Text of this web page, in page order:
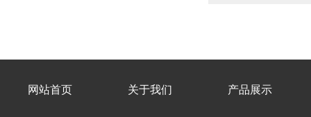
网站首页 关于我们 产品展示